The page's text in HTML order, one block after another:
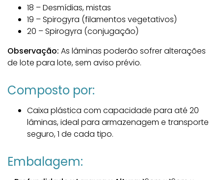
18 – Desmídias, mistas
19 – Spirogyra (filamentos vegetativos)
20 – Spirogyra (conjugação)
Observação: As lâminas poderão sofrer alterações
de lote para lote, sem aviso prévio.
Composto por:
Caixa plástica com capacidade para até 20
lâminas, ideal para armazenagem e transporte
seguro, 1 de cada tipo.
Embalagem: